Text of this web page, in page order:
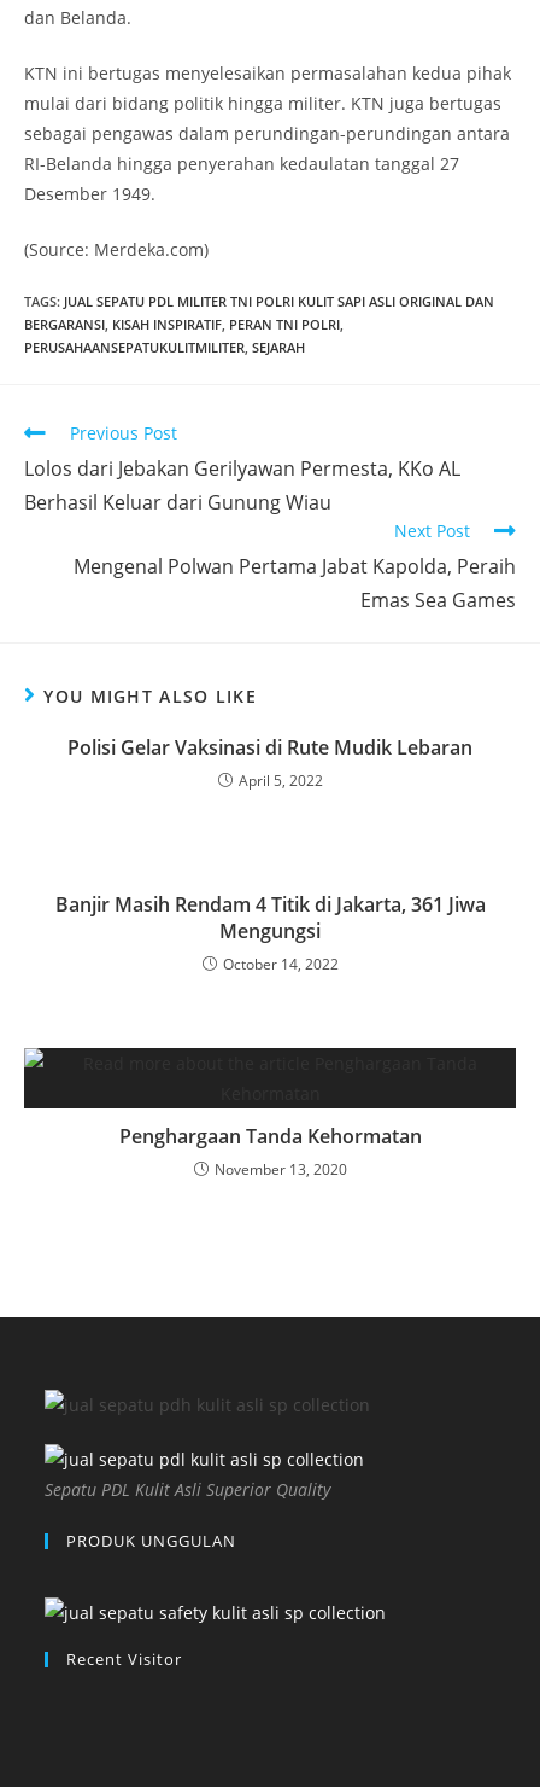
dan Belanda.
KTN ini bertugas menyelesaikan permasalahan kedua pihak
mulai dari bidang politik hingga militer. KTN juga bertugas
sebagai pengawas dalam perundingan-perundingan antara
RI-Belanda hingga penyerahan kedaulatan tanggal 27
Desember 1949.
(Source: Merdeka.com)
TAGS: JUAL SEPATU PDL MILITER TNI POLRI KULIT SAPI ASLI ORIGINAL DAN
BERGARANSI, KISAH INSPIRATIF, PERAN TNI POLRI,
PERUSAHAANSEPATUKULITMILITER, SEJARAH
Read
more
articles
Previous Post
Lolos dari Jebakan Gerilyawan Permesta, KKo AL
Berhasil Keluar dari Gunung Wiau
Next Post
Mengenal Polwan Pertama Jabat Kapolda, Peraih
Emas Sea Games
YOU MIGHT ALSO LIKE
Polisi Gelar Vaksinasi di Rute Mudik Lebaran
April 5, 2022
Banjir Masih Rendam 4 Titik di Jakarta, 361 Jiwa
Mengungsi
October 14, 2022
Penghargaan Tanda Kehormatan
November 13, 2020
Sepatu PDL Kulit Asli Superior Quality
PRODUK UNGGULAN
Recent Visitor